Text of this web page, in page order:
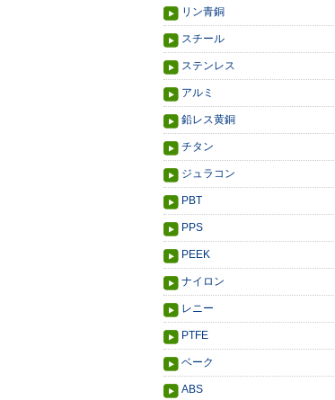
リン青銅
スチール
ステンレス
アルミ
鉛レス黄銅
チタン
ジュラコン
PBT
PPS
PEEK
ナイロン
レニー
PTFE
ベーク
ABS